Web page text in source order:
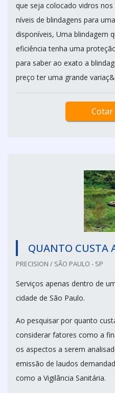
que seja colocado vidros
níveis de blindagens para
disponíveis, Uma blindagem
eficiência tenha uma
para saber ao exato a
preço ter uma grande
QUANTO CUSTA
PRECISION / SÃO PAULO - SP
Serviços apenas dentro de
cidade de São Paulo.
Ao pesquisar por quanto
considerar fatores como a
os aspectos a serem
emissão de laudos
como a Vigilância Sanitária.